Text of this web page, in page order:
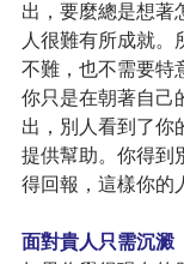
出，要麼總是想著
人很難有所成就。
不難，也不需要特
你只是在朝著自己
出，別人看到了你
提供幫助。你得到
得回報，這樣你的
面對貴人只需沉澱